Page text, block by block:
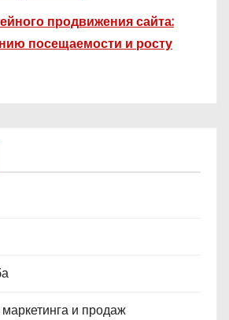
продвижения сайта:
посещаемости и росту
и продаж